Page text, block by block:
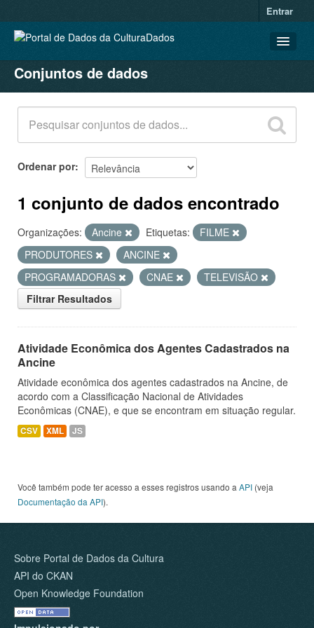
Entrar
CONJUNTOS DE DADOS
ORGANIZAÇÕES
GRUPOS
SOBRE
Conjuntos de dados
Ordenar por
1 conjunto de dados encontrado
Organizações: Ancine Etiquetas:
FILME
PRODUTORES
ANCINE
PROGRAMADORAS
CNAE
TELEVISÃO
Filtrar Resultados
Atividade Econômica dos Agentes Cadastrados na
Ancine
Atividade econômica dos agentes cadastrados na Ancine, de
acordo com a Classificação Nacional de Atividades
Econômicas (CNAE), e que se encontram em situação regular.
CSV XML JS
Você também pode ter acesso a esses registros usando a API (veja
Documentação da API).
Sobre Portal de Dados da Cultura
API do CKAN
Open Knowledge Foundation